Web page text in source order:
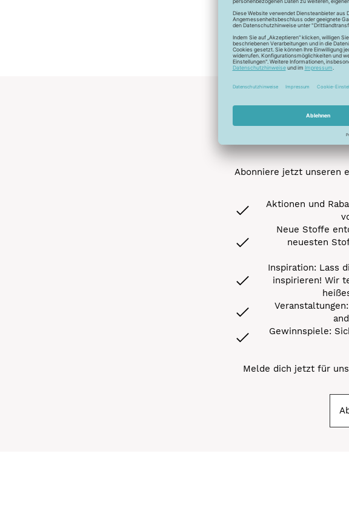
Abonniere jetzt unseren
Aktionen und
Neue Stoffe
neuesten
Inspiration: Lass
inspirieren! Wir
Gewinnspiele:
Melde dich jetzt für